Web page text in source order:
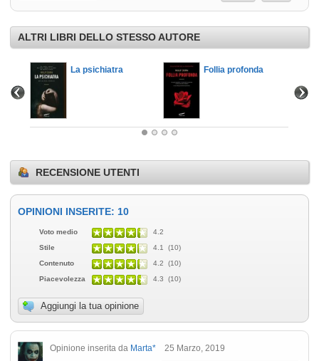
ALTRI LIBRI DELLO STESSO AUTORE
La psichiatra Follia profonda
RECENSIONE UTENTI
OPINIONI INSERITE: 10
Voto medio
4.2
Stile
4.1 (10)
Contenuto
4.2 (10)
Piacevolezza
4.3 (10)
Aggiungi la tua opinione
Opinione inserita da Marta* 25 Marzo, 2019